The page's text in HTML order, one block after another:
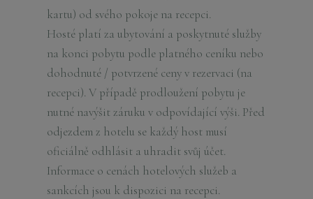
kartu) od svého pokoje na recepci.
Hosté platí za ubytování a poskytnuté služby
na konci pobytu podle platného ceníku nebo
dohodnuté / potvrzené ceny v rezervaci (na
recepci). V případě prodloužení pobytu je
nutné navýšit záruku v odpovídající výši. Před
odjezdem z hotelu se každý host musí
oficiálně odhlásit a uhradit svůj účet.
Informace o cenách hotelových služeb a
sankcích jsou k dispozici na recepci.